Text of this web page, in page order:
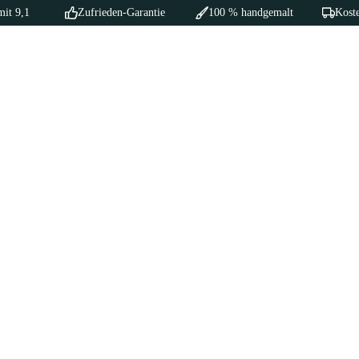
9,1 Zufrieden-Garantie 100 % handgemalt